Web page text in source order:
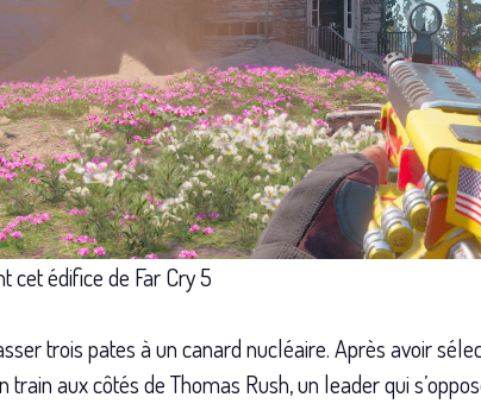
cet édifice de Far Cry 5
trois pates à un canard nucléaire. Après avoir
aux côtés de Thomas Rush, un leader qui